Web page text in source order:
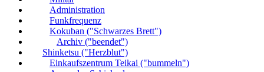
Administration
Funkfrequenz
Kokuban ("Schwarzes Brett")
Archiv ("beendet")
Shinketsu ("Herzblut")
Einkaufszentrum Teikai ("bummeln")